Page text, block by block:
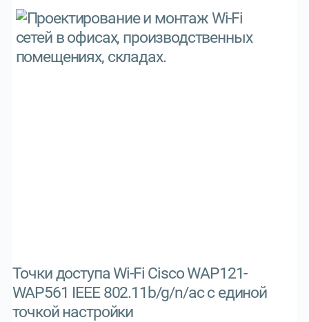
Точки доступа Wi-Fi Cisco WAP121-
WAP561 IEEE 802.11b/g/n/ac с единой
точкой настройки